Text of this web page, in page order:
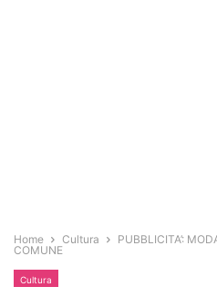
Home Cultura
PUBBLICITA’:
COMUNE
Cultura